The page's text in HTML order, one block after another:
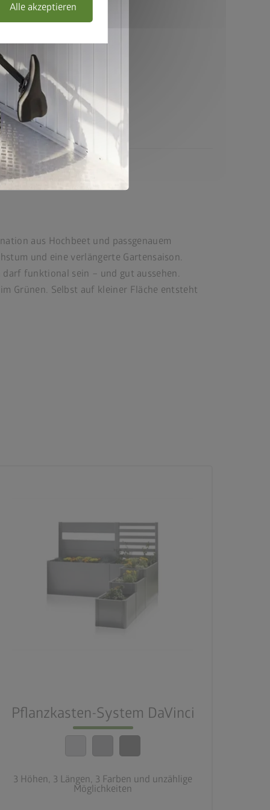
Alle akzeptieren
Biohort Hochbeete
aus Hochbeet und passgenauem
und eine verlängerte Gartensaison.
funktional sein – und gut aussehen.
Grünen. Selbst auf kleiner Fläche entsteht
Pflanzkasten-System DaVinci
3 Höhen, 3 Längen, 3 Farben und unzählige
Möglichkeiten
calendar_month
20 Jahre Garantie